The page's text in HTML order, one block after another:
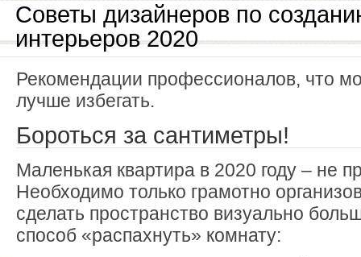
Советы дизайнеров по
интерьеров 2020
Рекомендации профессионалов, что
лучше избегать.
Бороться за сантиметры!
Маленькая квартира в 2020 году – не
Необходимо только грамотно
сделать пространство визуально
способ «распахнуть» комнату: